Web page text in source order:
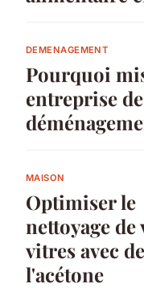
DEMENAGEMENT
Pourquoi
entreprise de
MAISON
Optimiser le
nettoyage de
vitres avec de
l'acétone